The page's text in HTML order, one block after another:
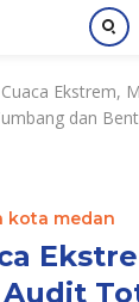
Ekstrem,
dan
kota medan